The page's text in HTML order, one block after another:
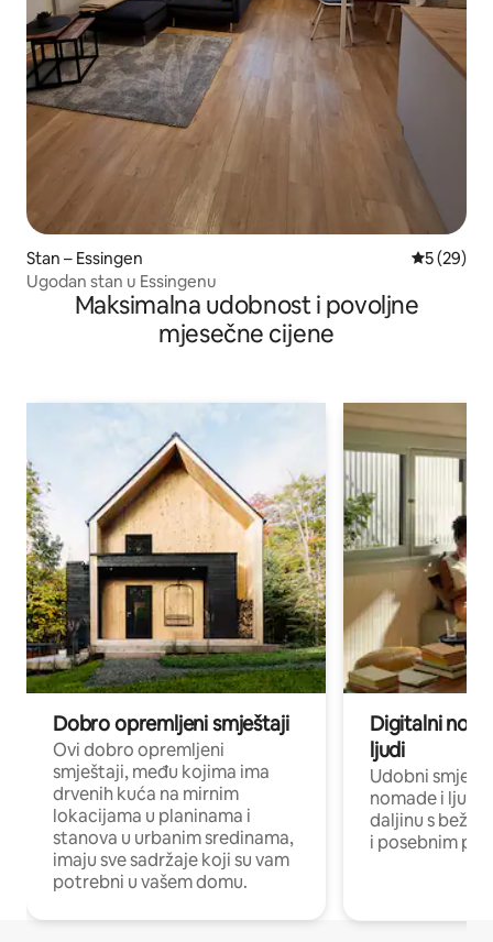
Stan – Essingen Prosječna
5 (29)
Ugodan stan u Essingenu
Maksimalna udobnost i povoljne
mjesečne cijene
Dobro opremljeni smještaji
Ovi dobro opremljeni
smještaji, među kojima ima
drvenih kuća na mirnim
lokacijama u planinama i
stanova u urbanim sredinama,
imaju sve sadržaje koji su vam
potrebni u vašem domu.
Digitalni
ljudi
Udobni
nomade i ljude
daljinu s
i posebnim